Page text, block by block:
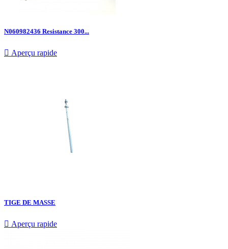
N060982436 Resistance 300...
 Aperçu rapide
TIGE DE MASSE
 Aperçu rapide